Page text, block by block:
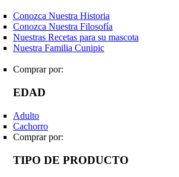
Conozca Nuestra Historia
Conozca Nuestra Filosofía
Nuestras Recetas para su mascota
Nuestra Familia Cunipic
Comprar por:
EDAD
Adulto
Cachorro
Comprar por:
TIPO DE PRODUCTO